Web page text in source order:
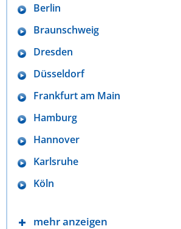
Berlin
Braunschweig
Dresden
Düsseldorf
Frankfurt am Main
Hamburg
Hannover
Karlsruhe
Köln
mehr anzeigen